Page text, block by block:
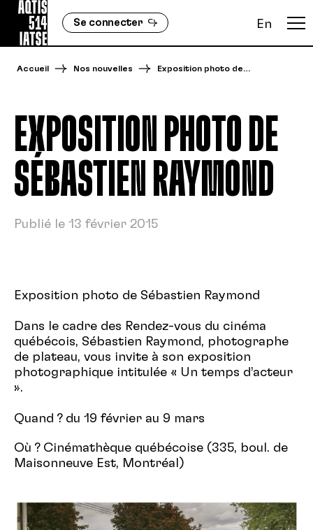
Se connecter En
Accueil Nos nouvelles Exposition photo de…
EXPOSITION PHOTO DE
SÉBASTIEN RAYMOND
Publié le 13 février 2015
Exposition photo de Sébastien Raymond
Dans le cadre des Rendez-vous du cinéma
québécois, Sébastien Raymond, photographe
de plateau, vous invite à son exposition
photographique intitulée « Un temps d’acteur
».
Quand ? du 19 février au 9 mars
Où ? Cinémathèque québécoise (335, boul. de
Maisonneuve Est, Montréal)